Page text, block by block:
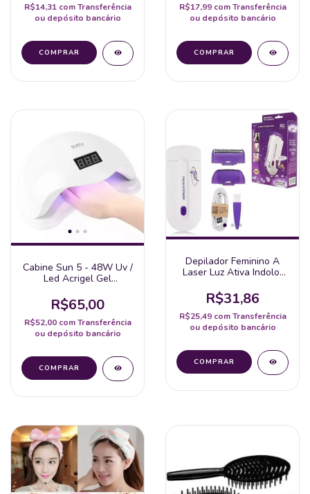
R$14,31 com Transferência
ou depósito bancário
R$17,99 com Transferência
ou depósito bancário
Cabine Sun 5 - 48W Uv /
Led Acrigel Gel
Estufa Forninho
Porcelana Fibra
R$65,00
R$52,00 com Transferência
ou depósito bancário
Depilador Feminino A
Laser Luz Ativa Indolor
Em 1
R$31,86
R$25,49 com Transferência
ou depósito bancário